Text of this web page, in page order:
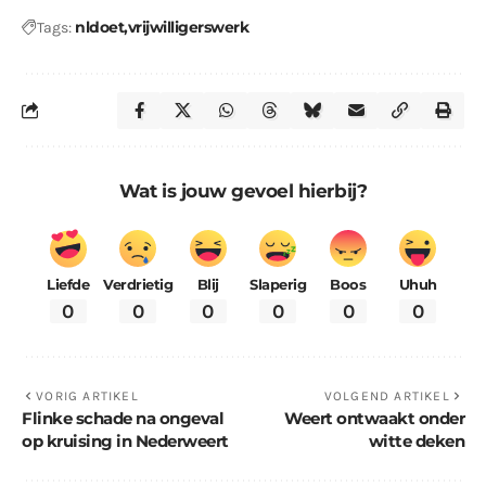
Tags: nldoetvrijwilligerswerk
Wat is jouw gevoel hierbij?
Liefde
0
Verdrietig
0
Blij
0
Slaperig
0
Boos
0
Uhuh
0
VORIG ARTIKEL
Flinke schade na ongeval
op kruising in Nederweert
VOLGEND ARTIKEL
Weert ontwaakt onder
witte deken